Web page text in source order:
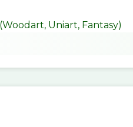
Uniart, Fantasy)